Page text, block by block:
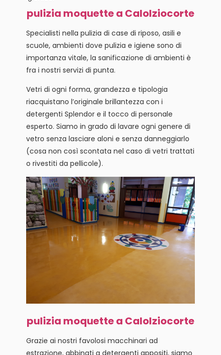
pulizia moquette a Calolziocorte
Specialisti nella pulizia di case di riposo, asili e
scuole, ambienti dove pulizia e igiene sono di
importanza vitale, la sanificazione di ambienti è
fra i nostri servizi di punta.
Vetri di ogni forma, grandezza e tipologia
riacquistano l’originale brillantezza con i
detergenti Splendor e il tocco di personale
esperto. Siamo in grado di lavare ogni genere di
vetro senza lasciare aloni e senza danneggiarlo
(cosa non così scontata nel caso di vetri trattati
o rivestiti da pellicole).
pulizia moquette a Calolziocorte
Grazie ai nostri favolosi macchinari ad
estrazione, abbinati a detergenti appositi, siamo